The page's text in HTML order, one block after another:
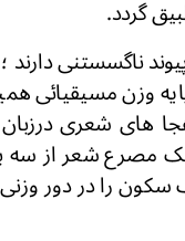
تطبیق گردد.
ناگسستنی
وزن مسیقیائی
بسته می‌شود(۱) ؛ چون هجا
یک مصرع شعر از
را در دور وزنی